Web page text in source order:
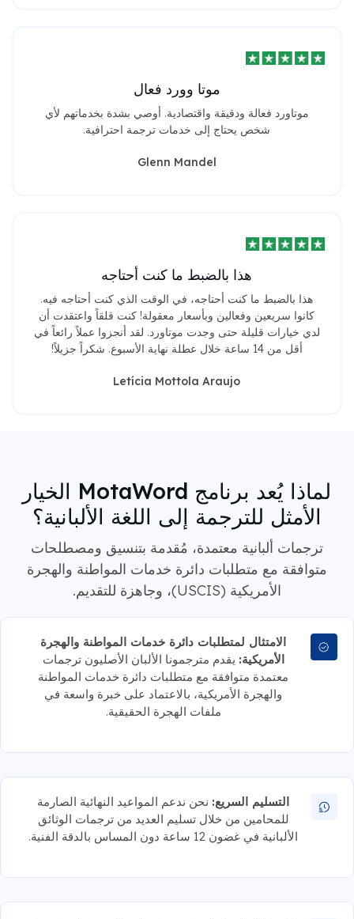
موتا وورد فعال
موتاورد فعالة ودقيقة واقتصادية. أوصي بشدة بخدماتهم لأي
شخص يحتاج إلى خدمات ترجمة احترافية.
Glenn Mandel
هذا بالضبط ما كنت أحتاجه
هذا بالضبط ما كنت أحتاجه، في الوقت الذي كنت أحتاجه فيه.
كانوا سريعين وفعالين وبأسعار معقولة! كنت قلقاً واعتقدت أن
لدي خيارات قليلة حتى وجدت موتاورد. لقد أنجزوا عملاً رائعاً في
أقل من 14 ساعة خلال عطلة نهاية الأسبوع. شكراً جزيلاً!
Letícia Mottola Araujo
لماذا يُعد برنامج MotaWord الخيار
الأمثل للترجمة إلى اللغة الألبانية؟
ترجمات ألبانية معتمدة، مُقدمة بتنسيق ومصطلحات
متوافقة مع متطلبات دائرة خدمات المواطنة والهجرة
الأمريكية (USCIS)، وجاهزة للتقديم.
الامتثال لمتطلبات دائرة خدمات المواطنة والهجرة
الأمريكية: يقدم مترجمونا الألبان الأصليون ترجمات
معتمدة متوافقة مع متطلبات دائرة خدمات المواطنة
والهجرة الأمريكية، بالاعتماد على خبرة واسعة في
ملفات الهجرة الحقيقية.
التسليم السريع:نحن ندعم المواعيد النهائية الصارمة
للمحامين من خلال تسليم العديد من ترجمات الوثائق
الألبانية في غضون 12 ساعة دون المساس بالدقة الفنية.